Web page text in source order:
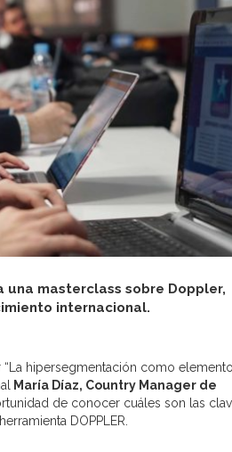
una masterclass sobre Doppler,
internacional.
“La hipersegmentación como elemento
María Díaz, Country Manager de
de conocer cuáles son las
DOPPLER.